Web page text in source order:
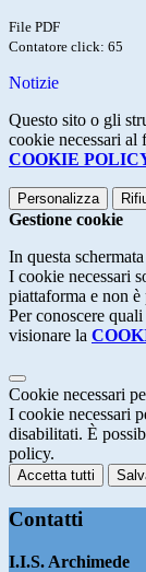
File PDF
Contatore click: 65
Notizie
Questo sito o gli
cookie necessari
COOKIE
Personalizza
Gestione cookie
In questa
I cookie necessari
piattaforma e non
Per conoscere
visionare la
Cookie necessari
I cookie necessari
disabilitati. È
policy.
Accetta tutti
Contatti
I.I.S. Archimede